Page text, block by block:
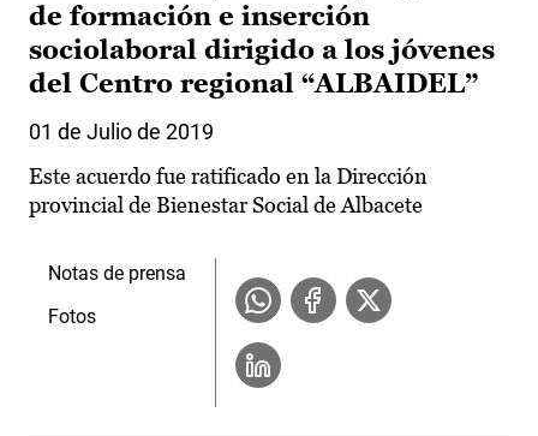
de formación e inserción
sociolaboral dirigido a los jóvenes
del Centro regional “ALBAIDEL”
01 de Julio de 2019
Este acuerdo fue ratificado en la Dirección
provincial de Bienestar Social de Albacete
Notas de prensa
Fotos